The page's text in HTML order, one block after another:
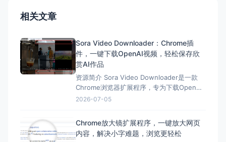
相关文章
Sora Video Downloader：Chrome插
件，一键下载OpenAI视频，轻松保存欣
赏AI作品
资源简介 Sora Video Downloader是一款
Chrome浏览器扩展程序，专为下载OpenAI
Sora生成的视频而设计。 这款插件简化了下
种核心功能，包括一键下载、兼容Sora 2
2026-07-05
Chrome放大镜扩展程序，一键放大网页
内容，解决小字难题，浏览更轻松